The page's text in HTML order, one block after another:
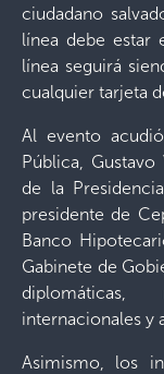
ciudadano
línea debe estar
línea seguirá
cualquier tarjeta
Al evento
Pública,
de la
presidente de
Banco
Gabinete de
diplomáticas,
internacionales y
Asimismo, los